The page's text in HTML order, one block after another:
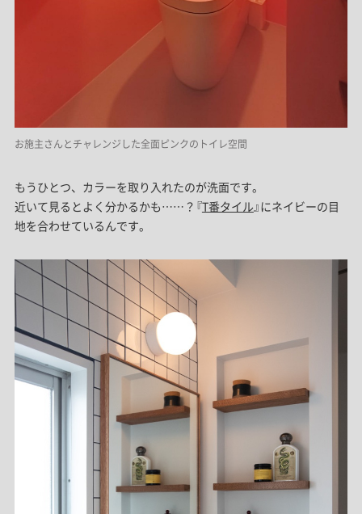
お施主さんとチャレンジした全面ピンクのトイレ空間
もうひとつ、カラーを取り入れたのが洗面です。
近いて見るとよく分かるかも……？『T番タイル』にネイビーの目
地を合わせているんです。